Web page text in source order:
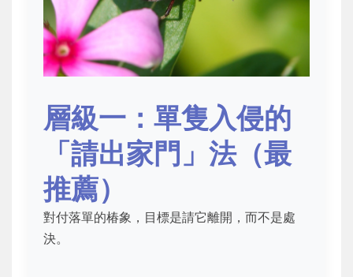
層級一：單隻入侵的
「請出家門」法（最
推薦）
對付落單的椿象，目標是請它離開，而不是處
決。